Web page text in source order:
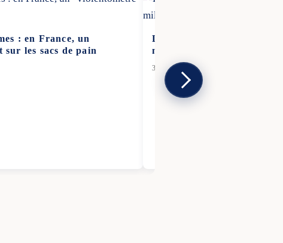
: en France, un
les sacs de pain
La France exprime son
manœuvres militaires de la
31 Déc 2025